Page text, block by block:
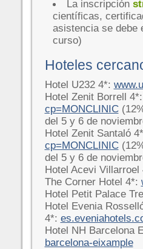
La inscripción
científicas,
asistencia se debe
curso)
Hoteles
Hotel U232 4*:
Hotel Zenit Borrell 4*:
cp=MONCLINIC
del 5 y 6 de
Hotel Zenit Santaló
cp=MONCLINIC
del 5 y 6 de
Hotel Acevi Villarroel
The Corner Hotel 4*:
Hotel Petit Palace
Hotel Evenia
4*:
Hotel NH Barcelona
barcelona-eixample